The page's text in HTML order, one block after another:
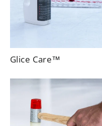
Glice Care™